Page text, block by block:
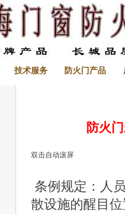
技术服务 防火门产品
防火
双击自动滚屏
条例规定：人
散设施的醒目